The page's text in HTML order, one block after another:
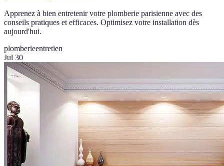
Apprenez à bien entretenir votre plomberie parisienne avec des
conseils pratiques et efficaces. Optimisez votre installation dès
aujourd'hui.
plomberieentretien
Jul 30